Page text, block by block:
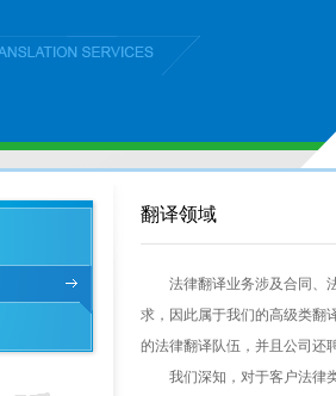
翻译领域
法律翻译业务涉及合同、法
求，因此属于我们的高级类翻
的法律翻译队伍，并且公司还
我们深知，对于客户法律类